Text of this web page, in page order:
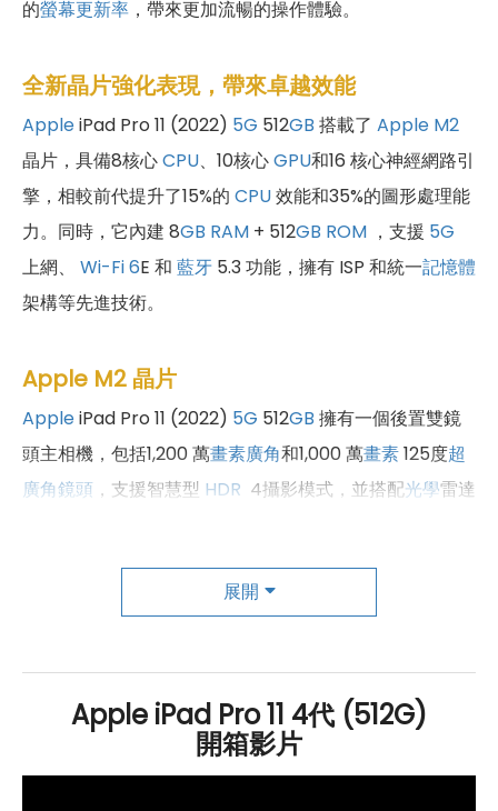
的螢幕更新率 ，帶來更加流暢的操作體驗。
全新晶片強化表現，帶來卓越效能
AppleiPad Pro 11 (2022) 5G 512GB 搭載了 Apple M2
晶片，具備8核心CPU、10核心GPU和16 核心神經網路引
擎，相較前代提升了15%的 CPU效能和35%的圖形處理能
力。同時，它內建 8GB RAM + 512GB ROM ，支援 5G
上網、 Wi-Fi 6E 和 藍牙 5.3 功能，擁有 ISP 和統一記憶體
架構等先進技術。
Apple M2 晶片
AppleiPad Pro 11 (2022) 5G 512GB 擁有一個後置雙鏡
頭主相機，包括1,200 萬畫素廣角和1,000 萬畫素125度超
廣角鏡頭 ，支援智慧型 HDR 4攝影模式，並搭配光學雷達
和 Face ID 功能，讓使用者更加方便安全地解鎖裝置。也
活多用的表現和絕佳的工作體驗。
Apple iPad Pro 11 (2022) 5G
格特色介紹
展開
Apple iPad Pro 11 4代 (512G)
開箱影片